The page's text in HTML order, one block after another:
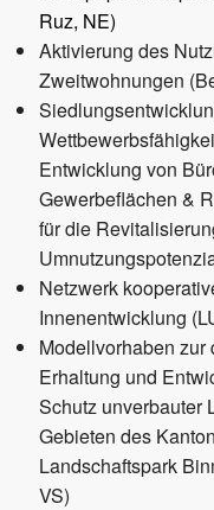
Ruz, NE)
Aktivierung des
Zweitwohnungen
Entwicklung von
Gewerbeflächen &
für die
Netzwerk
Innenentwicklung
Modellvorhaben zur
Erhaltung und
Schutz unverbauter
Gebieten des
Landschaftspark
VS)